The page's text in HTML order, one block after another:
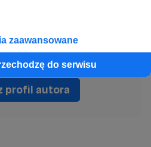
zaawansowane
do serwisu
Ogdowski
profil autora